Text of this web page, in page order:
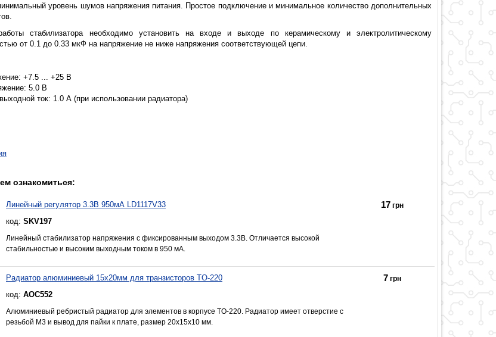
уровень шумов напряжения питания. Простое подключение и минимальное количество дополнительных
стабилизатора необходимо установить на входе и выходе по керамическому и электролитическому
от 0.1 до 0.33 мкФ на напряжение не ниже напряжения соответствующей цепи.
+7.5 ... +25 В
5.0 В
ток: 1.0 А (при использовании радиатора)
ознакомиться:
Линейный регулятор 3.3В 950мА LD1117V33
код: SKV197
Линейный стабилизатор напряжения с фиксированным выходом 3.3В. Отличается высокой
стабильностью и высоким выходным током в 950 мА.
17 грн
Радиатор алюминиевый 15x20мм для транзисторов TO-220
код: AOC552
Алюминиевый ребристый радиатор для элементов в корпусе TO-220. Радиатор имеет отверстие с
резьбой M3 и вывод для пайки к плате, размер 20x15x10 мм.
7 грн